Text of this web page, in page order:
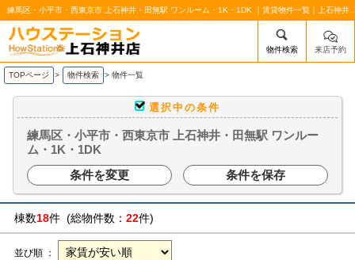
練馬区・小平市・西東京市 上石神井・田無駅 ワンルーム・1K・1DK ｜賃貸物
/mobile_img/head-logo.png
物件検索 来店予約
TOPページ > 物件検索 > 物件一覧
選択中の条件
練馬区・小平市・西東京市 上石神井・田無駅 ワンルー
ム・1K・1DK
条件を変更
条件を保存
棟数18件 (総物件数： 22件)
並び順 ：